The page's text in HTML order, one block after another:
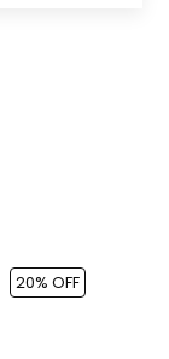
20% OFF